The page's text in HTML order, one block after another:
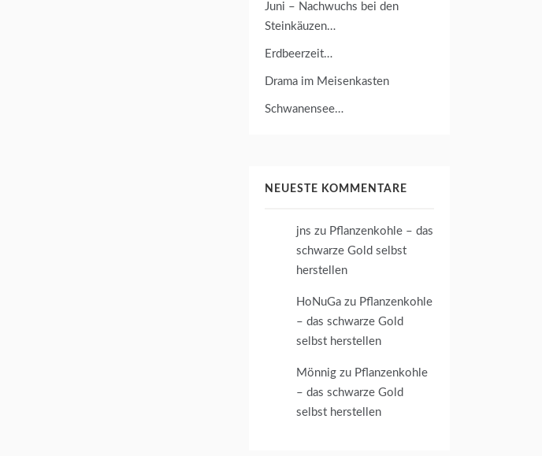
Juni – Nachwuchs bei den
Steinkäuzen…
Erdbeerzeit…
Drama im Meisenkasten
Schwanensee…
NEUESTE KOMMENTARE
jns zu Pflanzenkohle – das
schwarze Gold selbst
herstellen
HoNuGa zu Pflanzenkohle
– das schwarze Gold
selbst herstellen
Mönnig zu Pflanzenkohle
– das schwarze Gold
selbst herstellen